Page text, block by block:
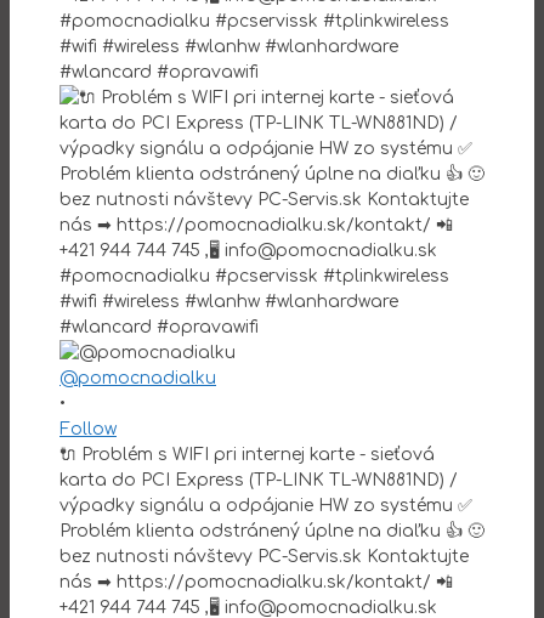
@pomocnadialku
•
Follow
🔌 Problém s WIFI pri internej karte - sieťová
karta do PCI Express (TP-LINK TL-WN881ND) /
výpadky signálu a odpájanie HW zo systému ✅
Problém klienta odstránený úplne na diaľku 👍 🙂
bez nutnosti návštevy PC-Servis.sk Kontaktujte
nás ➡ https://pomocnadialku.sk/kontakt/ 📲
+421 944 744 745 ,🖥 info@pomocnadialku.sk